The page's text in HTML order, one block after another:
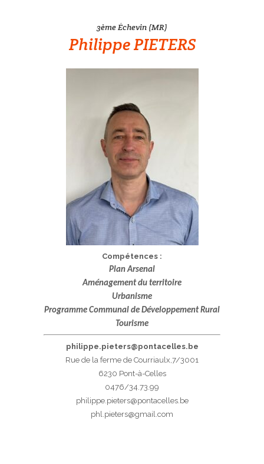
3ème Échevin (MR)
Philippe PIETERS
Compétences :
Plan Arsenal
Aménagement du territoire
Urbanisme
Programme Communal de Développement Rural
Tourisme
philippe.pieters@pontacelles.be
Rue de la ferme de Courriaulx,7/3001
6230 Pont-à-Celles
0476/34.73.99
philippe.pieters@pontacelles.be
phl.pieters@gmail.com